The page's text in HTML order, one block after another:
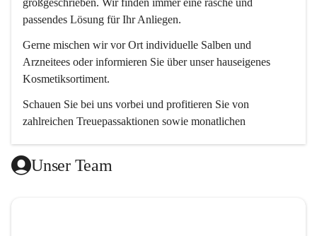
großgeschrieben. Wir finden immer eine rasche und
passendes Lösung für Ihr Anliegen.
Gerne mischen wir vor Ort individuelle Salben und
Arzneitees oder informieren Sie über unser hauseigenes
Kosmetiksortiment.
Schauen Sie bei uns vorbei und profitieren Sie von
zahlreichen Treuepassaktionen sowie monatlichen
Wir freuen uns auf Ihren Besuch! 😊
Unser Team